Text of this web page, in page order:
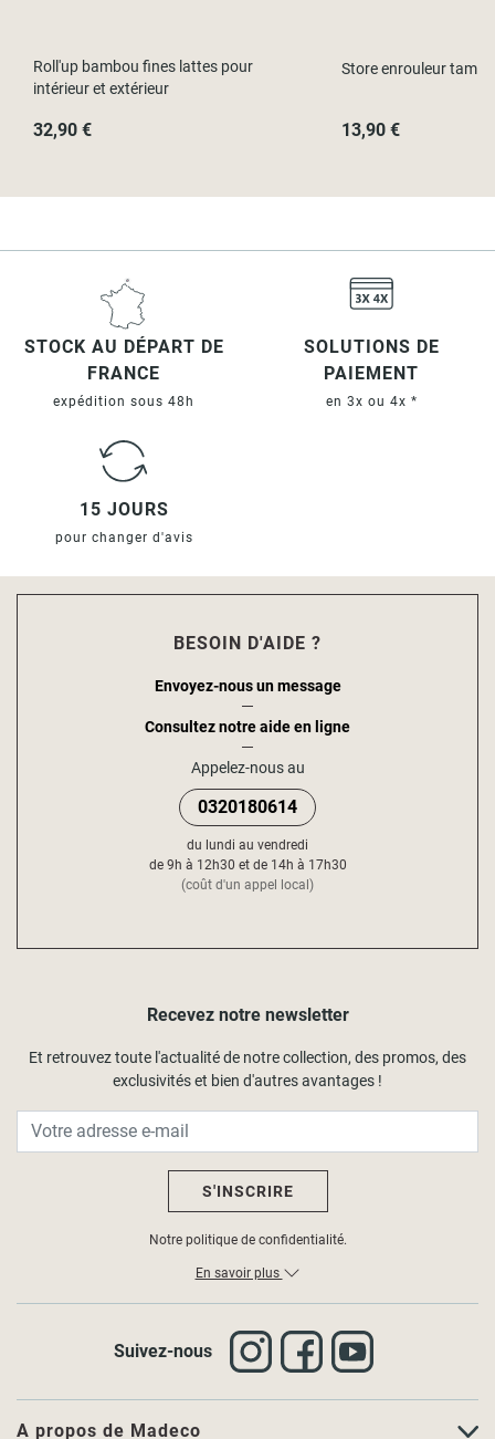
Roll'up bambou fines lattes pour
intérieur et extérieur
32,90 €
Store enrouleur
13,90 €
STOCK AU DÉPART DE
FRANCE
expédition sous 48h
SOLUTIONS DE
PAIEMENT
en 3x ou 4x *
15 JOURS
pour changer d'avis
A propos de Madeco
Recevez notre newsletter
Et retrouvez toute l'actualité de notre collection, des promos, des
exclusivités et bien d'autres avantages !
S'INSCRIRE
Notre politique de confidentialité.
En savoir plus
Suivez-nous
BESOIN D'AIDE ?
Envoyez-nous un message
Consultez notre aide en ligne
Appelez-nous au
0320180614
du lundi au vendredi
de 9h à 12h30 et de 14h à 17h30
(coût d'un appel local)